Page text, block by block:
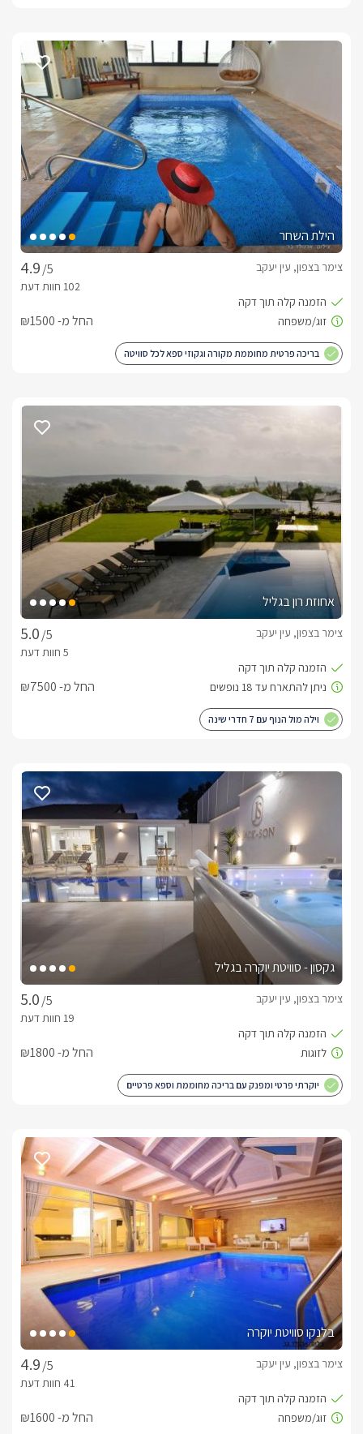
הילת השחר
/5
צימר בצפון, עין יעקב
החל מ- ₪1500
בריכה פרטית מחוממת מקורה וגקוזי ספא לכל סוויטה
אחוזת רון בגליל
/5
צימר בצפון, עין יעקב
החל מ- ₪7500
וילה מול הנוף עם 7 חדרי שינה
גקסון - סוויטת יוקרה בגליל
/5
צימר בצפון, עין יעקב
החל מ- ₪1800
יוקרתי פרטי ומפנק עם בריכה מחוממת וספא פרטיים
בלנקו סוויטת יוקרה
/5
צימר בצפון, עין יעקב
החל מ- ₪1600